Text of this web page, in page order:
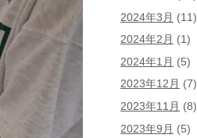
2024年3月 (11)
2024年2月 (1)
2024年1月 (5)
2023年12月 (7)
2023年11月 (8)
2023年9月 (5)